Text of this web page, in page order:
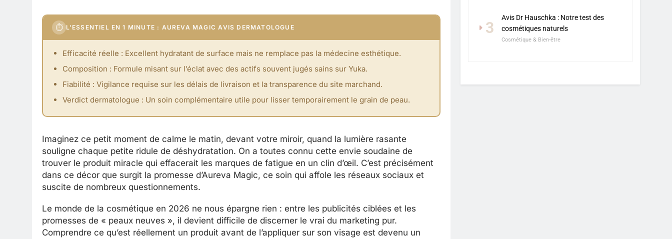
⏱ L’ESSENTIEL EN 1 MINUTE : AUREVA MAGIC AVIS DERMATOLOGUE
Efficacité réelle : Excellent hydratant de surface mais ne remplace pas la médecine esthétique.
Composition : Formule misant sur l’éclat avec des actifs souvent jugés sains sur Yuka.
Fiabilité : Vigilance requise sur les délais de livraison et la transparence du site marchand.
Verdict dermatologue : Un soin complémentaire utile pour lisser temporairement le grain de peau.
Imaginez ce petit moment de calme le matin, devant votre miroir, quand la lumière rasante
souligne chaque petite ridule de déshydratation. On a toutes connu cette envie soudaine de
trouver le produit miracle qui effacerait les marques de fatigue en un clin d’œil. C’est précisément
dans ce décor que surgit la promesse d’Aureva Magic, ce soin qui affole les réseaux sociaux et
suscite de nombreux questionnements.
Le monde de la cosmétique en 2026 ne nous épargne rien : entre les publicités ciblées et les
promesses de « peaux neuves », il devient difficile de discerner le vrai du marketing pur.
Comprendre ce qu’est réellement un produit avant de l’appliquer sur son visage est devenu un
3
Avis Dr Hauschka : Notre test des
cosmétiques naturels
Cosmétique & Bien-être